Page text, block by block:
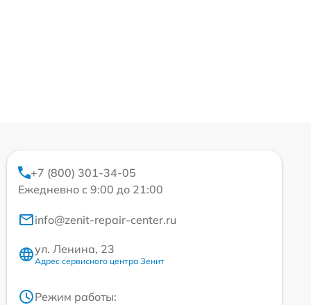
+7 (800) 301-34-05
Ежедневно с 9:00 до 21:00
info@zenit-repair-center.ru
ул. Ленина, 23
Адрес сервисного центра Зенит
Режим работы: